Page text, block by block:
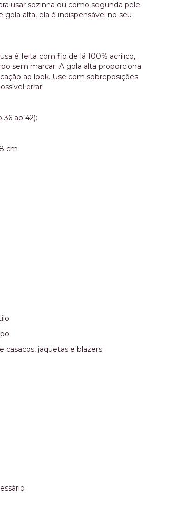
usar sozinha ou como segunda pele
alta, ela é indispensável no seu
é feita com fio de lã 100% acrílico,
sem marcar. A gola alta proporciona
ao look. Use com sobreposições
errar!
ao 42):
cm
casacos, jaquetas e blazers